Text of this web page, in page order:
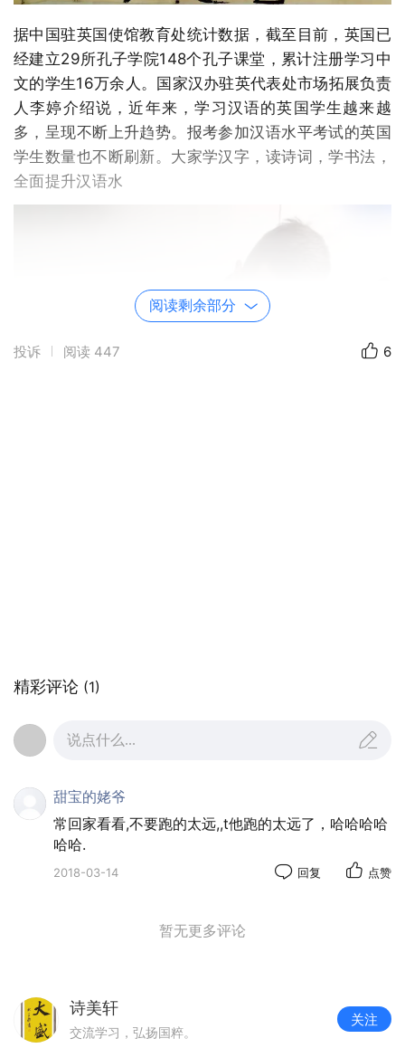
据中国驻英国使馆教育处统计数据，截至目前，英国已
经建立29所孔子学院148个孔子课堂，累计注册学习中
文的学生16万余人。国家汉办驻英代表处市场拓展负责
人李婷介绍说，近年来，学习汉语的英国学生越来越
多，呈现不断上升趋势。报考参加汉语水平考试的英国
学生数量也不断刷新。大家学汉字，读诗词，学书法，
全面提升汉语水
养至少5000名能流利使用汉语的中学生，同时培养
校参与该项目，学生、家长和校方反馈都相当积极。今
目。
语言，是文化的载体、沟通的桥梁。学习汉语对英国学
生来说，不仅是了解中国博大文化的重要方式，也是开
的汉语热正是满足他们愿望的最好渠道。
阅读剩余部分
投诉 阅读 447 6
精彩评论 (1)
说点什么...
甜宝的姥爷
常回家看看,不要跑的太远,,t他跑的太远了，哈哈哈哈
哈哈.
2018-03-14 回复 点赞
暂无更多评论
诗美轩
交流学习，弘扬国粹。
关注